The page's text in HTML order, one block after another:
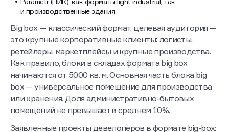
Parametr (ПИК): как форматы light industrial, так
и производственные здания.
Big box — классический формат, целевая аудитория —
это крупные корпоративные клиенты: логисты,
ретейлеры, маркетплейсы и крупные производства.
Как правило, блоки в складах формата big box
начинаются от 5000 кв. м. Основная часть блока big
box — универсальное помещение для производства
или хранения. Доля административно-бытовых